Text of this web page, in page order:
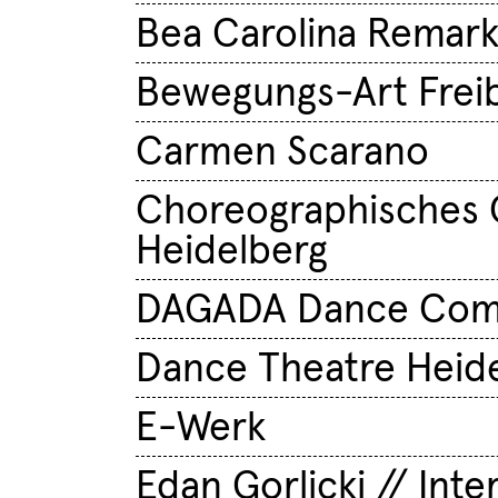
Bea Carolina Remark
Bewegungs-Art
Carmen Scarano
Choreographisches
Heidelberg
DAGADA Dance
Dance Theatre
E-Werk
Edan Gorlicki //